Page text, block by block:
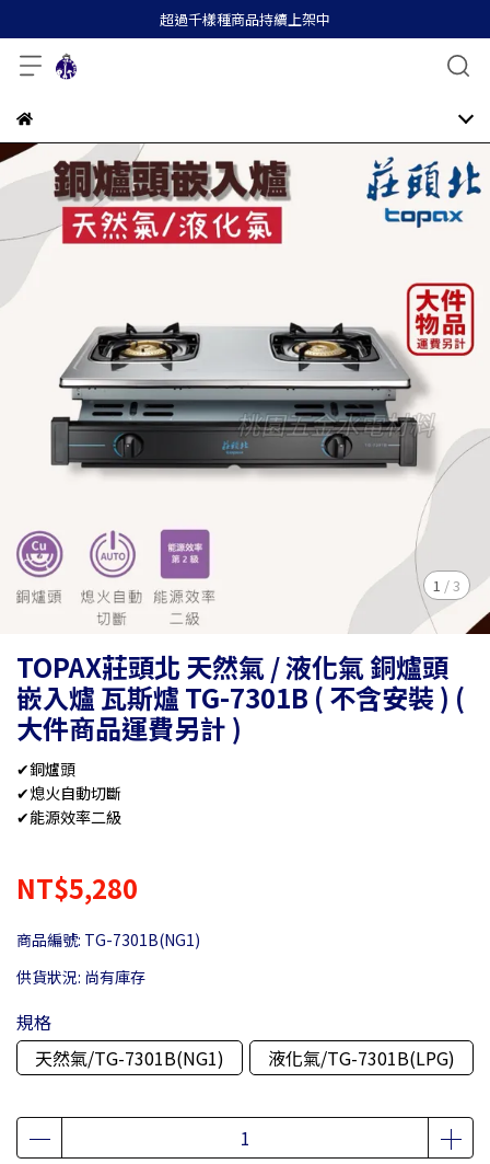
超過千樣種商品持續上架中
1 /3
TOPAX莊頭北 天然氣 / 液化氣 銅爐頭
嵌入爐 瓦斯爐 TG-7301B ( 不含安裝 ) (
大件商品運費另計 )
✔銅爐頭
✔熄火自動切斷
✔能源效率二級
NT$5,280
商品編號: TG-7301B(NG1)
供貨狀況: 尚有庫存
規格
天然氣/TG-7301B(NG1)
液化氣/TG-7301B(LPG)